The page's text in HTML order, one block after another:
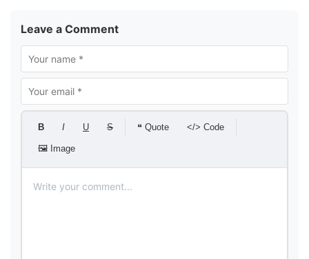
Leave a Comment
B I U S ❝ Quote </> Code
🖼 Image